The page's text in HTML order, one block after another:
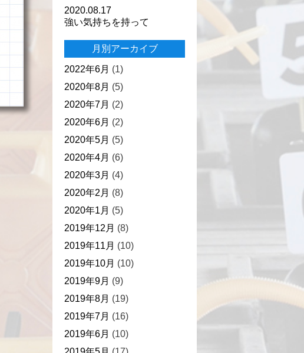
2020.08.17
強い気持ちを持って
月別アーカイブ
2022年6月 (1)
2020年8月 (5)
2020年7月 (2)
2020年6月 (2)
2020年5月 (5)
2020年4月 (6)
2020年3月 (4)
2020年2月 (8)
2020年1月 (5)
2019年12月 (8)
2019年11月 (10)
2019年10月 (10)
2019年9月 (9)
2019年8月 (19)
2019年7月 (16)
2019年6月 (10)